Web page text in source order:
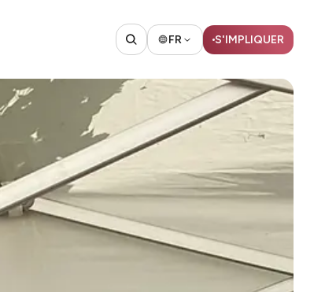
FR S'IMPLIQUER​​​​‌ ‍ ​‍​‍‌‍ ‌ ​‍‌‍‍‌‌‍‌ ‌‍‍‌‌‍ ‍​‍​‍​ ‍‍​‍​‍‌ ​ ‌‍​‌‌‍ ‍‌‍‍‌‌ ‌​‌ ‍‌​‍ ‍‌‍‍‌‌‍ ​‍​‍​‍ ​​‍​‍‌‍‍​‌ ​‍‌‍‌‌‌‍‌‍​‍​‍​ ‍‍​‍​‍​‍ ‌ ​ ‌ ‌​‌ ‌‌‌‍‌​‌‍‍‌‌‍ ​‍ ‌‍‍‌‌‍ ‍‌ ‌​‌‍‌‌‌‍ ‍‌ ‌​​‍ ‌‍‌‌‌‍‌​‌‍‍‌‌ ‌​​‍ ‌‍ ‌‌‍ ‌‍‌​‌‍‌‌​ ‌‌ ​​‌ ​‍‌‍‌‌‌ ​ ‌‍‌‌‌‍ ‍‌ ‌​‌‍​‌‌ ‌​‌‍‍‌‌‍ ‌‍ ‍​ ‍ ‌‍‍‌‌‍‌​​ ‌​ ​​‌‍​ ‌‍​‌​ ‌‍‌‍​‍​ ‌‌​ ​‍‌‍​ ​‍ ‌‌‍‌​​ ‌‍​ ​‌‌‍​‍​‍ ‌​ ‌​​ ‌‌‌‍‌‌​ ‌‍​‍ ‌​ ‍​​ ‌ ‌‍​‌​ ‌​​‍ ‌​ ‌‌‌‍‌‌​ ​ ​ ‌‍​ ‌​‌‍‌‌​ ‌‍​ ​​‌‍​‌​ ‌‍​ ​‍​ ​ ​ ‍ ‌ ‌​‌ ‍‌‌ ​​‌‍‌‌​ ‌‌ ​ ‌‍‍‌‌ ‌​‌‍‌‌‌‌​ ‌‍‌‌‌ ‌​‌ ‌​‌‍‍‌‌‍ ‍‌‍‌ ‌ ​ ​ ‍ ‌ ​​‌‍​‌‌ ‌​‌‍‍​​ ‌‌‍ ‍‌‍​‌‌ ‌‍‌‍​‍‌‍​‌‌ ​‍​‍ ‍‌‍​ ‌ ‌​‌‍​‌‌​​‍‌ ‌‌‌ ‌​‌ ‌​‌‍ ‌‍ ‍​‍ ‍‌ ‌​‌‍‌‌‌ ‍​‌ ‌​​ ‌‍​‍‌‍​‌‌ ​ ‌‍‌‌‌‌‌‌‌ ​‍‌‍ ​​ ‌​‍‌‌​ ​‍‌​‌‍‌ ​ ‌ ‌​‌ ‌‌‌‍‌​‌‍‍‌‌‍ ​‍‌‍‌‍‍‌‌‍‌​​ ‌​ ​​‌‍​ ‌‍​‌​ ‌‍‌‍​‍​ ‌‌​ ​‍‌‍​ ​‍ ‌‌‍‌​​ ‌‍​ ​‌‌‍​‍​‍ ‌​ ‌​​ ‌‌‌‍‌‌​ ‌‍​‍ ‌​ ‍​​ ‌ ‌‍​‌​ ‌​​‍ ‌​ ‌‌‌‍‌‌​ ​ ​ ‌‍​ ‌​‌‍‌‌​ ‌‍​ ​​‌‍​‌​ ‌‍​ ​‍​ ​ ​‍‌‍‌ ‌​‌ ‍‌‌ ​​‌‍‌‌​ ‌‌ ​ ‌‍‍‌‌ ‌​‌‍‌‌‌‌​ ‌‍‌‌‌ ‌​‌ ‌​‌‍‍‌‌‍ ‍‌‍‌ ‌ ​ ​‍‌‍‌ ​​‌‍​‌‌ ‌​‌‍‍​​ ‌‌‍ ‍‌‍​‌‌ ‌‍‌‍​‍‌‍​‌‌ ​‍​‍ ‍‌‍​ ‌ ‌​‌‍​‌‌​​‍‌ ‌‌‌ ‌​‌ ‌​‌‍ ‌‍ ‍​‍ ‍‌ ‌​‌‍‌‌‌ ‍​‌ ‌​​‍‌‍‌ ​​‌‍‌‌‌ ​‍‌ ​ ‌ ​​‌‍‌‌‌‍​ ‌ ‌​‌‍‍‌‌ ‌‍‌‍‌‌​ ‌‌ ​​‌ ‌‌‌‍​‍‌‍ ​‌‍‍‌‌ ​ ‌‍‍​‌‍‌‌‌‍‌​​‍​‍‌ ‌